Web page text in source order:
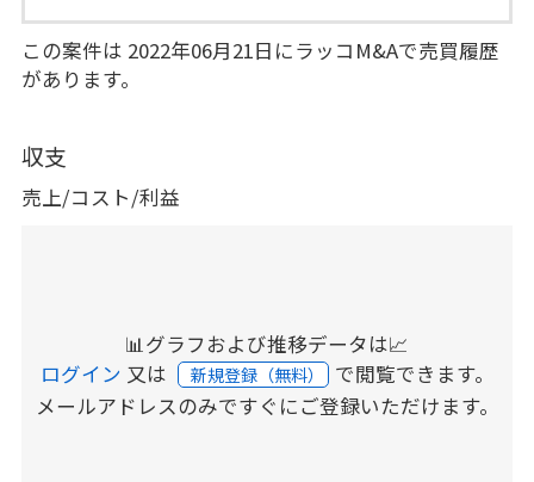
この案件は 2022年06月21日にラッコM&Aで売買履歴
があります。
収支
売上/コスト/利益
📊グラフおよび推移データは📈
ログイン 又は 新規登録（無料） で閲覧できます。
メールアドレスのみですぐにご登録いただけます。